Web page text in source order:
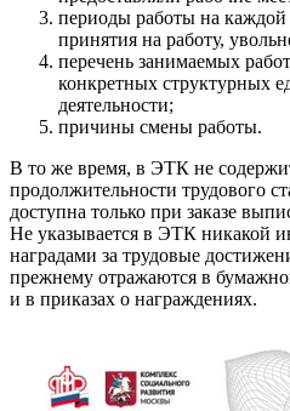
периоды работы на
принятия на работу,
перечень занимаемых
конкретных структурных
деятельности;
причины смены работы.
В то же время, в ЭТК не
продолжительности трудового
доступна только при заказе
Не указывается в ЭТК никакой
наградами за трудовые
прежнему отражаются в
и в приказах о награждениях.